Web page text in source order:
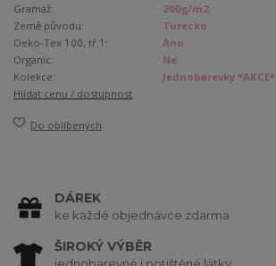
Gramáž:
200g/m2
Země původu:
Turecko
Oeko-Tex 100, tř.1:
Ano
Organic:
Ne
Kolekce:
Jednobarevky *AKCE*
Hlídat cenu / dostupnost
Do oblíbených
DÁREK
ke každé objednávce zdarma
ŠIROKÝ VÝBĚR